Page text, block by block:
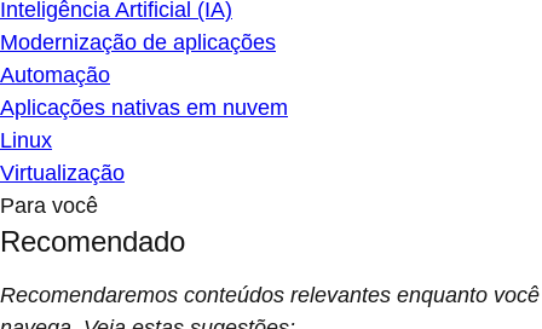
Inteligência Artificial (IA)
Modernização de aplicações
Automação
Aplicações nativas em nuvem
Linux
Virtualização
Para você
Recomendado
Recomendaremos conteúdos relevantes enquanto você